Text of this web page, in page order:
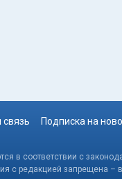
Подписка на
в соответствии с
с редакцией запрещена